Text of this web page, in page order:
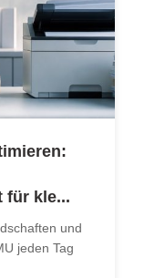
für kle...
und
jeden Tag